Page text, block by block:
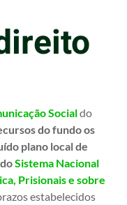
Socialdo
do fundo os
plano local de
Sistema Nacional
Prisionais e sobre
estabelecidos